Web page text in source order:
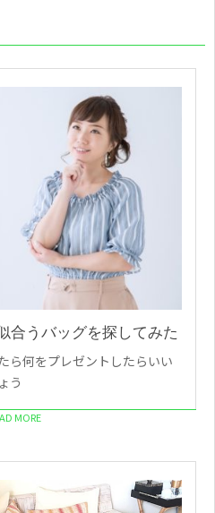
合うバッグを探してみた
ら何をプレゼントしたらいい
う
MORE